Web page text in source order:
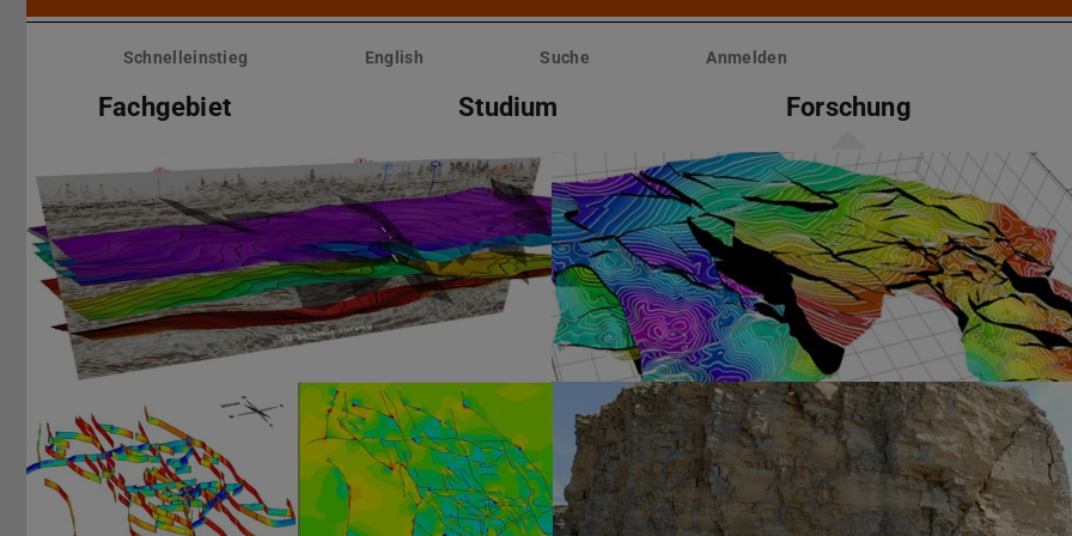
Menü
überspringenSchnelleinstieg English Suche Anmelden
Fachgebiet Studium Forschung